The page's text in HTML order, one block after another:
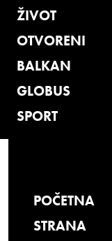
ŽIVOT
OTVORENI
BALKAN
GLOBUS
SPORT
POČETNA
STRANA